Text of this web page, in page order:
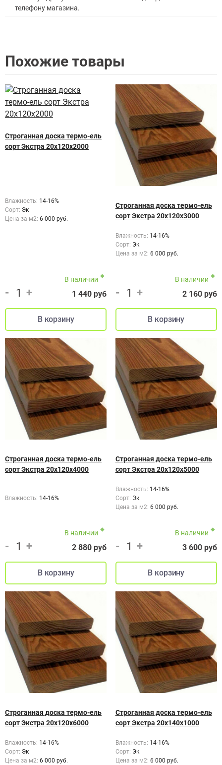
телефону магазина.
Похожие товары
Строганная доска термо-ель
сорт Экстра 20х120х2000
Влажность: 14-16%
Сорт: Эк
Цена за м2: 6 000 руб.
В наличии
- + 1 440 руб
Строганная доска термо-ель
сорт Экстра 20х120х3000
Влажность: 14-16%
Сорт: Эк
Цена за м2: 6 000 руб.
В наличии
- + 2 160 руб
Строганная доска термо-ель
сорт Экстра 20х120х4000
Влажность: 14-16%
В наличии
- + 2 880 руб
Строганная доска термо-ель
сорт Экстра 20х120х5000
Влажность: 14-16%
Сорт: Эк
Цена за м2: 6 000 руб.
В наличии
- + 3 600 руб
Строганная доска термо-ель
сорт Экстра 20х120х6000
Влажность: 14-16%
Сорт: Эк
Цена за м2: 6 000 руб.
Строганная доска термо-ель
сорт Экстра 20х140х1000
Влажность: 14-16%
Сорт: Эк
Цена за м2: 6 000 руб.